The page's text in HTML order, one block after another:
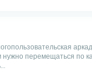
нужно перемещаться по